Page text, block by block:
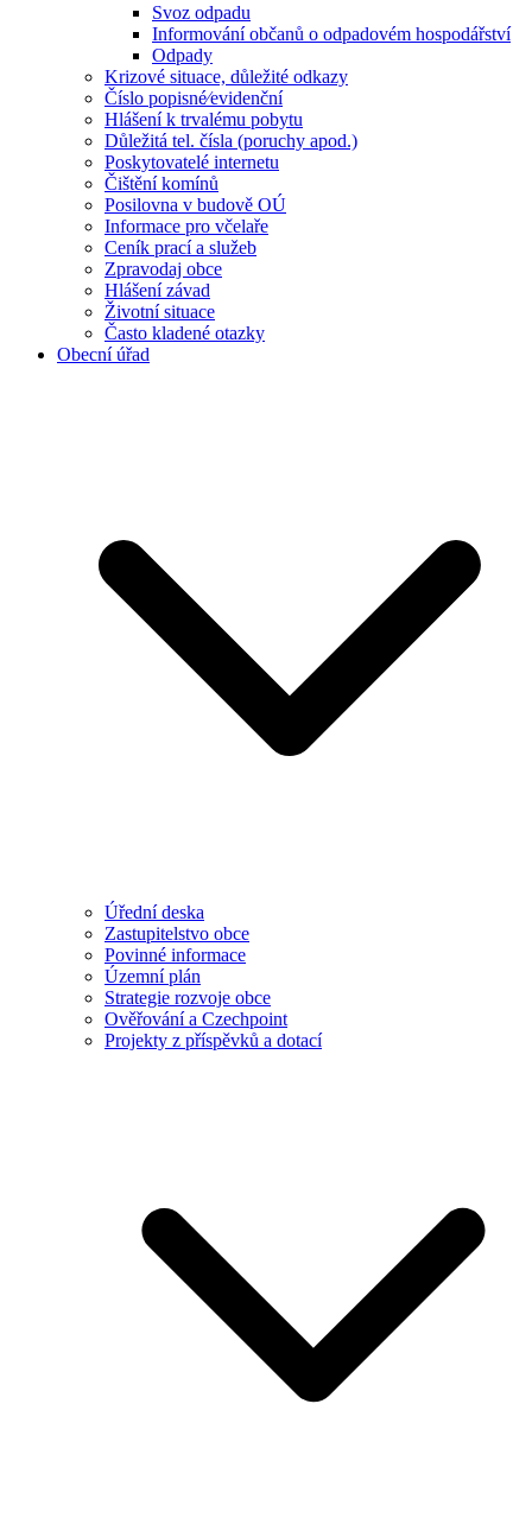
Svoz odpadu
Informování občanů o odpadovém hospodářství
Odpady
Krizové situace, důležité odkazy
Číslo popisné⁄evidenční
Hlášení k trvalému pobytu
Důležitá tel. čísla (poruchy apod.)
Poskytovatelé internetu
Čištění komínů
Posilovna v budově OÚ
Informace pro včelaře
Ceník prací a služeb
Zpravodaj obce
Hlášení závad
Životní situace
Často kladené otazky
Obecní úřad
Úřední deska
Zastupitelstvo obce
Povinné informace
Územní plán
Strategie rozvoje obce
Ověřování a Czechpoint
Projekty z příspěvků a dotací